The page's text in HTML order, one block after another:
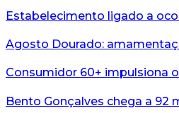
Bento Gonçalves chega a 92